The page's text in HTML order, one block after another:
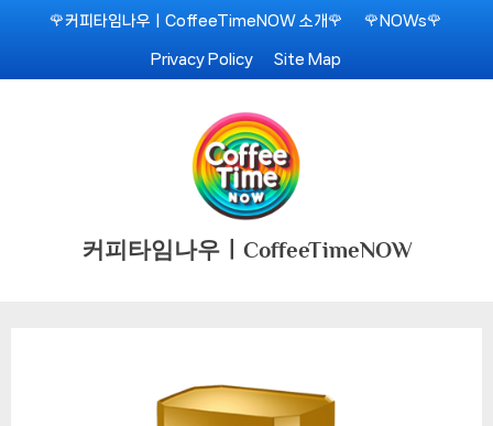
content
🌹커피타임나우ㅣCoffeeTimeNOW 소개🌹 🌹NOWs🌹
Privacy Policy Site Map
커피타임나우ㅣCoffeeTimeNOW